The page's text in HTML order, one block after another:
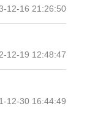
12-16 21:26:50
12-19 12:48:47
12-30 16:44:49